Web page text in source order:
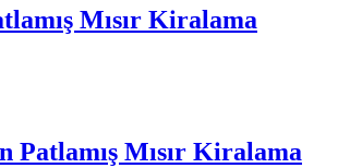
Mısır Kiralama
Patlamış Mısır Kiralama